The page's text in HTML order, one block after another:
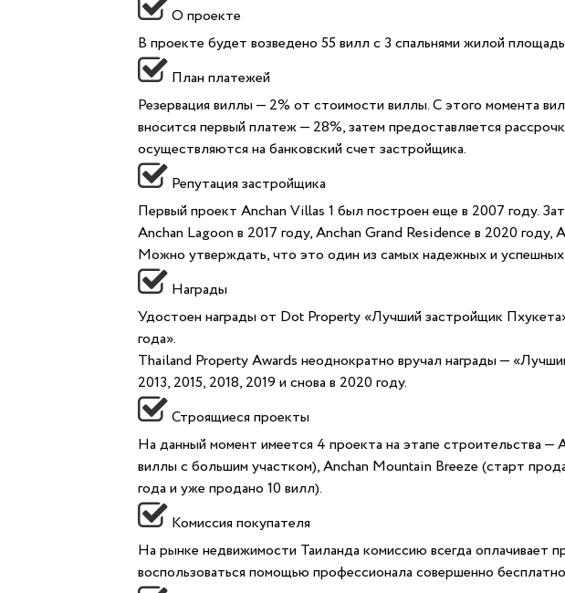
О проекте
В проекте будет возведено 55 вилл с 3 спальнями жилой
План платежей
Резервация виллы — 2% от стоимости виллы. С этого момента
вносится первый платеж — 28%, затем предоставляется
осуществляются на банковский счет застройщика.
Репутация застройщика
Первый проект Anchan Villas 1 был построен еще в 2007 году.
Anchan Lagoon в 2017 году, Anchan Grand Residence в 2020 году,
Можно утверждать, что это один из самых надежных и
Награды
Удостоен награды от Dot Property «Лучший застройщик
года».
Thailand Property Awards неоднократно вручал награды —
2013, 2015, 2018, 2019 и снова в 2020 году.
Строящиеся проекты
На данный момент имеется 4 проекта на этапе строительства —
виллы с большим участком), Anchan Mountain Breeze (старт
года и уже продано 10 вилл).
Комиссия покупателя
На рынке недвижимости Таиланда комиссию всегда оплачивает
воспользоваться помощью профессионала совершенно